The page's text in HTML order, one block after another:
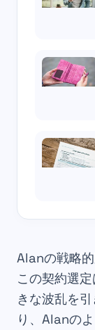
Alanの戦略
この契約選
きな波乱を
り、Alanの